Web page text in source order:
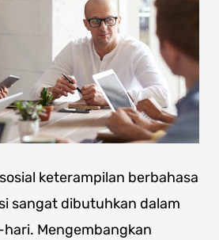
keterampilan berbahasa
sangat dibutuhkan dalam
Mengembangkan